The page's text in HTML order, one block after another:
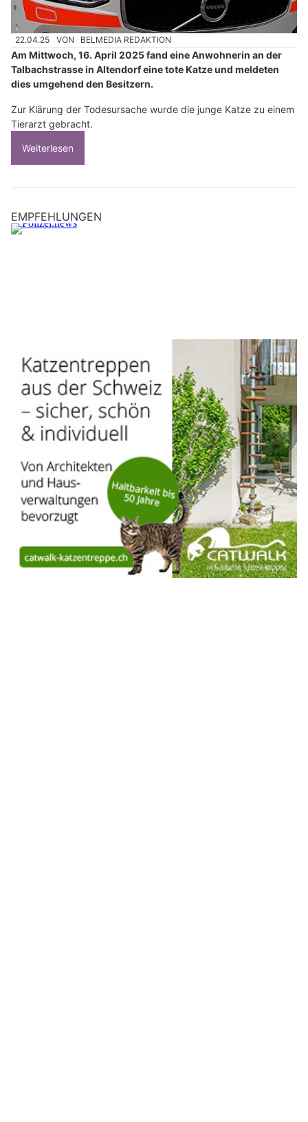
22.04.25 VON BELMEDIA REDAKTION
Am Mittwoch, 16. April 2025 fand eine Anwohnerin an der
Talbachstrasse in Altendorf eine tote Katze und meldeten
dies umgehend den Besitzern.
Zur Klärung der Todesursache wurde die junge Katze zu einem
Tierarzt gebracht.
Weiterlesen
EMPFEHLUNGEN